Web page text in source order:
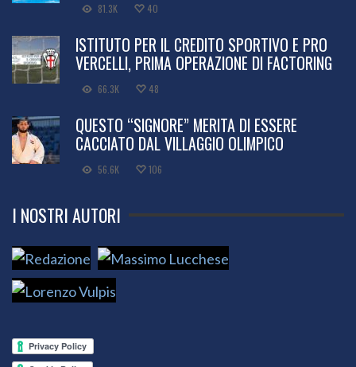
81.3K 40
ISTITUTO PER IL CREDITO SPORTIVO E PRO
VERCELLI, PRIMA OPERAZIONE DI FACTORING
66.3K 48
QUESTO “SIGNORE” MERITA DI ESSERE
CACCIATO DAL VILLAGGIO OLIMPICO
56.6K 106
I NOSTRI AUTORI